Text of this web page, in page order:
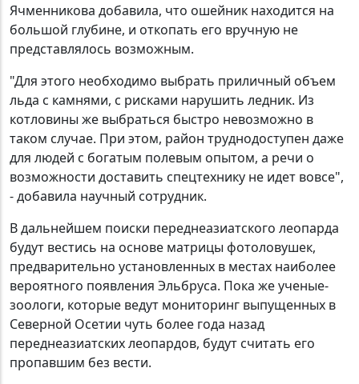
Ячменникова добавила, что ошейник находится на
большой глубине, и откопать его вручную не
представлялось возможным.
"Для этого необходимо выбрать приличный объем
льда с камнями, с рисками нарушить ледник. Из
котловины же выбраться быстро невозможно в
таком случае. При этом, район труднодоступен даже
для людей с богатым полевым опытом, а речи о
возможности доставить спецтехнику не идет вовсе",
- добавила научный сотрудник.
В дальнейшем поиски переднеазиатского леопарда
будут вестись на основе матрицы фотоловушек,
предварительно установленных в местах наиболее
вероятного появления Эльбруса. Пока же ученые-
зоологи, которые ведут мониторинг выпущенных в
Северной Осетии чуть более года назад
переднеазиатских леопардов, будут считать его
пропавшим без вести.